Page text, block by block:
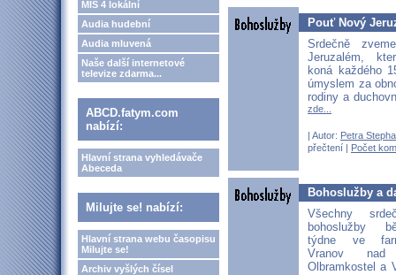
MIS 4 lokální
Audia hudební
Audia mluvená
Naše další internetové
televize zdarma...
ABCD.fatym.com
nabízí:
Hlavní strana vyhledávače
Abeceda
Milujte se! nabízí:
Hlavní strana webu časopisu
Milujte se!
Archiv vyšlých čísel
Pouť Nový
Srdečně
Jeruzalém,
koná každého
úmyslem za
rodiny a
zde...
| Autor: Petra
přečtení | Počet
Bohoslužby a
Všechny
bohoslužby
týdne ve
Vranov
Olbramkostel a